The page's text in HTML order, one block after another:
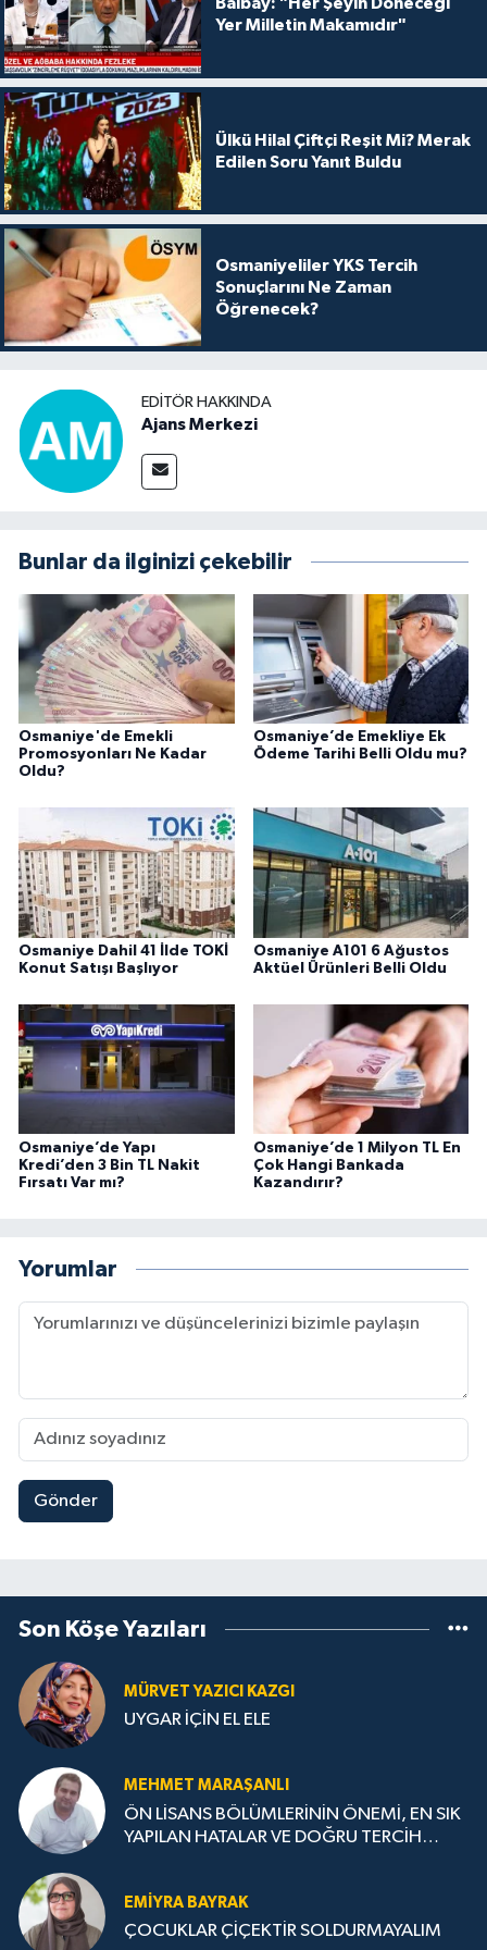
Balbay: "Her Şeyin Döneceği
Yer Milletin Makamıdır"
Ülkü Hilal Çiftçi Reşit Mi? Merak
Edilen Soru Yanıt Buldu
Osmaniyeliler YKS Tercih
Sonuçlarını Ne Zaman
Öğrenecek?
EDITÖR HAKKINDA
Ajans Merkezi
Bunlar da ilginizi çekebilir
Osmaniye'de Emekli
Promosyonları Ne Kadar
Oldu?
Osmaniye’de Emekliye Ek
Ödeme Tarihi Belli Oldu mu?
Osmaniye Dahil 41 İlde TOKİ
Konut Satışı Başlıyor
Osmaniye A101 6 Ağustos
Aktüel Ürünleri Belli Oldu
Osmaniye’de Yapı
Kredi’den 3 Bin TL Nakit
Fırsatı Var mı?
Osmaniye’de 1 Milyon TL En
Çok Hangi Bankada
Kazandırır?
Yorumlar
Gönder
Son Köşe Yazıları
MÜRVET YAZICI KAZGI
UYGAR İÇİN EL ELE
MEHMET MARAŞANLI
ÖN LİSANS BÖLÜMLERİNİN ÖNEMİ, EN SIK
YAPILAN HATALAR VE DOĞRU TERCİH
EMIYRA BAYRAK
ÇOCUKLAR ÇİÇEKTİR SOLDURMAYALIM